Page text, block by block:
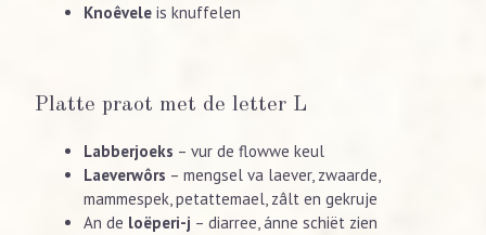
Knoêvele is knuffelen
Platte praot met de letter L
Labberjoeks – vur de flowwe keul
Laeverwôrs – mengsel va laever, zwaarde,
mammespek, petattemael, zâlt en gekruje
An de loëperi-j – diarree, ánne schiët zien